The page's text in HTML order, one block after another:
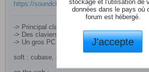
https://soundcloud.com/cosmozik/dronix-part-
-> Principal clavier : korg oasys 88
-> Des claviers, des boites à rythmes, des
-> Un gros PC
soft : cubase, des plugins, des librairies
données dans le pays où
forum est hébergé.
J'accepte